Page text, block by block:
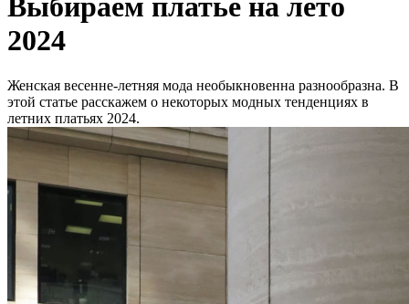
Выбираем платье на лето
2024
Женская весенне-летняя мода необыкновенна разнообразна. В
этой статье расскажем о некоторых модных тенденциях в
летних платьях 2024.